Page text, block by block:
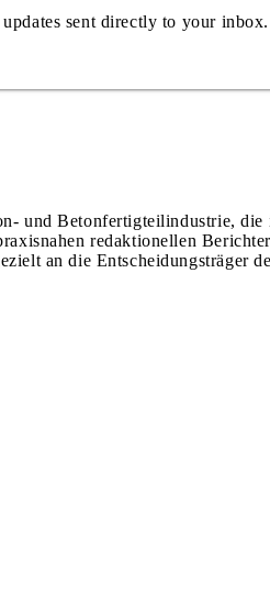
sent directly to your inbox.
und Betonfertigteilindustrie, die
redaktionellen
an die Entscheidungsträger